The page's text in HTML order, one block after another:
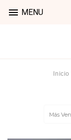
 MENU
Inicio